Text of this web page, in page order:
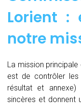
Lorient :
notre
La mission
est de contrôler les
résultat et annexe)
sincères et donnent